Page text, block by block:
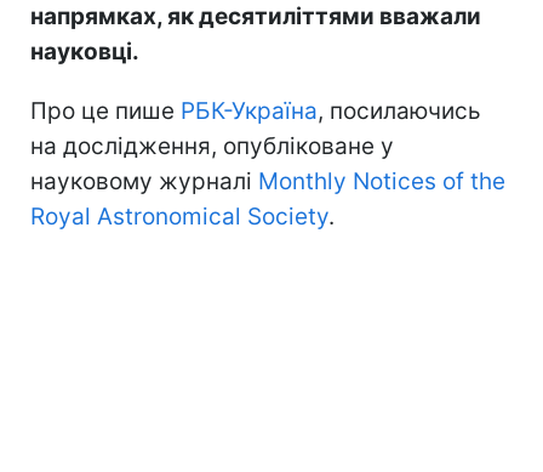
напрямках, як десятиліттями вважали
науковці.
Про це пише РБК-Україна, посилаючись
на дослідження, опубліковане у
науковому журналі Monthly Notices of the
Royal Astronomical Society.